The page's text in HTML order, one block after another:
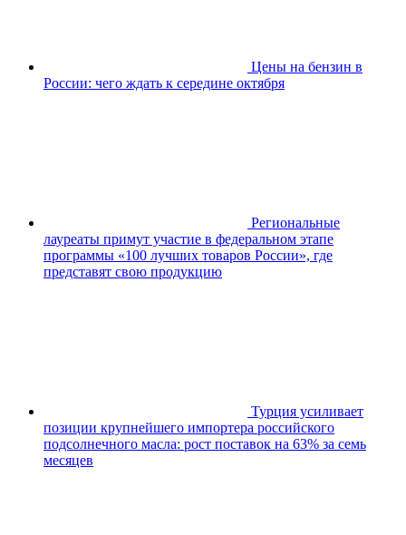
Цены на бензин в
России: чего ждать к середине октября
Региональные
лауреаты примут участие в федеральном этапе
программы «100 лучших товаров России», где
представят свою продукцию
Турция усиливает
позиции крупнейшего импортерa российского
подсолнечного масла: рост поставок на 63% за семь
месяцев